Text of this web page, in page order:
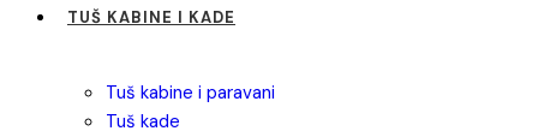
TUŠ KABINE I KADE
tuš kabine i paravani
tuš kade